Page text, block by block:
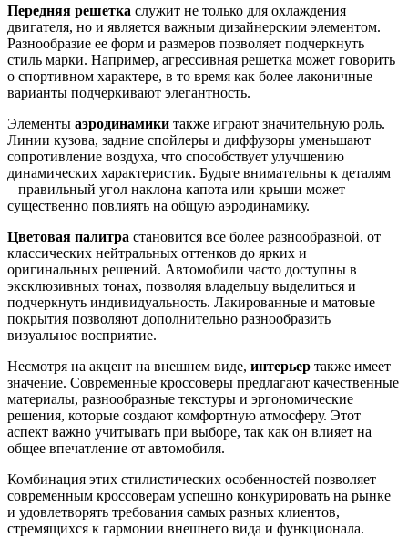
Передняя решетка служит не только для охлаждения
двигателя, но и является важным дизайнерским элементом.
Разнообразие ее форм и размеров позволяет подчеркнуть
стиль марки. Например, агрессивная решетка может говорить
о спортивном характере, в то время как более лаконичные
варианты подчеркивают элегантность.
Элементы аэродинамики также играют значительную роль.
Линии кузова, задние спойлеры и диффузоры уменьшают
сопротивление воздуха, что способствует улучшению
динамических характеристик. Будьте внимательны к деталям
– правильный угол наклона капота или крыши может
существенно повлиять на общую аэродинамику.
Цветовая палитра становится все более разнообразной, от
классических нейтральных оттенков до ярких и
оригинальных решений. Автомобили часто доступны в
эксклюзивных тонах, позволяя владельцу выделиться и
подчеркнуть индивидуальность. Лакированные и матовые
покрытия позволяют дополнительно разнообразить
визуальное восприятие.
Несмотря на акцент на внешнем виде, интерьер также имеет
значение. Современные кроссоверы предлагают качественные
материалы, разнообразные текстуры и эргономические
решения, которые создают комфортную атмосферу. Этот
аспект важно учитывать при выборе, так как он влияет на
общее впечатление от автомобиля.
Комбинация этих стилистических особенностей позволяет
современным кроссоверам успешно конкурировать на рынке
и удовлетворять требования самых разных клиентов,
стремящихся к гармонии внешнего вида и функционала.